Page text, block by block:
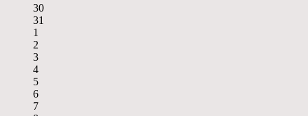
30
31
1
2
3
4
5
6
7